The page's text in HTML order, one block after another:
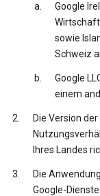
Google
sowie
Schweiz
Google
einem
Die Version
Ihres Landes
Die
Google-